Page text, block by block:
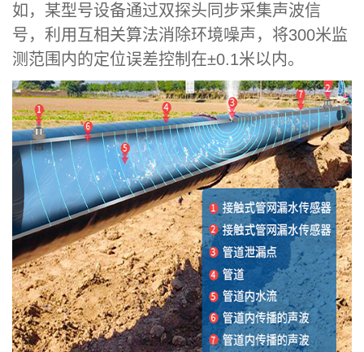
如，某型号设备通过双探头同步采集声波信
号，利用互相关算法消除环境噪声，将300米监
测范围内的定位误差控制在±0.1米以内。